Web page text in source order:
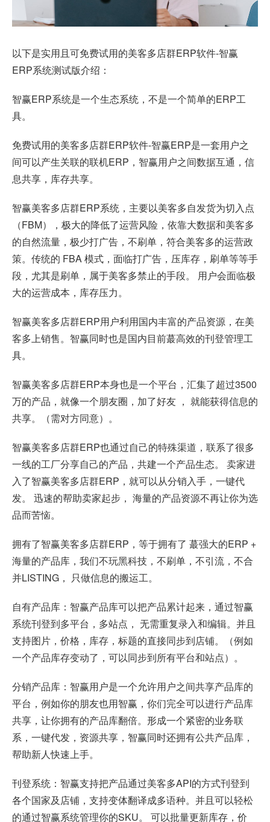
以下是实用且可免费试用的美客多店群ERP软件-智赢
ERP系统测试版介绍：
智赢ERP系统是一个生态系统，不是一个简单的ERP工
具。
免费试用的美客多店群ERP软件-智赢ERP是一套用户之
间可以产生关联的联机ERP，智赢用户之间数据互通，信
息共享，库存共享。
智赢美客多店群ERP系统，主要以美客多自发货为切入点
（FBM），极大的降低了运营风险，依靠大数据和美客多
的自然流量，极少打广告，不刷单，符合美客多的运营政
策。传统的 FBA 模式，面临打广告，压库存，刷单等等手
段，尤其是刷单，属于美客多禁止的手段。 用户会面临极
大的运营成本，库存压力。
智赢美客多店群ERP用户利用国内丰富的产品资源，在美
客多上销售。智赢同时也是国内目前蕞高效的刊登管理工
具。
智赢美客多店群ERP本身也是一个平台，汇集了超过3500
万的产品，就像一个朋友圈，加了好友 ， 就能获得信息的
共享。（需对方同意）。
智赢美客多店群ERP也通过自己的特殊渠道，联系了很多
一线的工厂分享自己的产品，共建一个产品生态。 卖家进
入了智赢美客多店群ERP，就可以从分销入手，一键代
发。 迅速的帮助卖家起步， 海量的产品资源不再让你为选
品而苦恼。
拥有了智赢美客多店群ERP，等于拥有了 蕞强大的ERP +
海量的产品库，我们不玩黑科技，不刷单，不引流，不合
并LISTING， 只做信息的搬运工。
自有产品库：智赢产品库可以把产品累计起来，通过智赢
系统刊登到多平台，多站点， 无需重复录入和编辑。并且
支持图片，价格，库存，标题的直接同步到店铺。（例如
一个产品库存变动了，可以同步到所有平台和站点）。
分销产品库：智赢用户是一个允许用户之间共享产品库的
平台，例如你的朋友也用智赢，你们完全可以进行产品库
共享，让你拥有的产品库翻倍。形成一个紧密的业务联
系，一键代发，资源共享，智赢同时还拥有公共产品库，
帮助新人快速上手。
刊登系统：智赢支持把产品通过美客多API的方式刊登到
各个国家及店铺，支持变体翻译成多语种。并且可以轻松
的通过智赢系统管理你的SKU。 可以批量更新库存，价